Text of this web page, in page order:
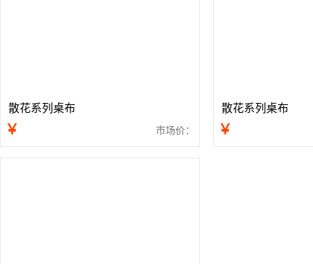
散花系列桌布
￥ 市场价：
散花系列桌布
￥